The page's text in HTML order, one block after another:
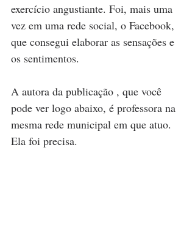
exercício angustiante. Foi, mais uma
vez em uma rede social, o Facebook,
que consegui elaborar as sensações e
os sentimentos.
A autora da publicação , que você
pode ver logo abaixo, é professora na
mesma rede municipal em que atuo.
Ela foi precisa.